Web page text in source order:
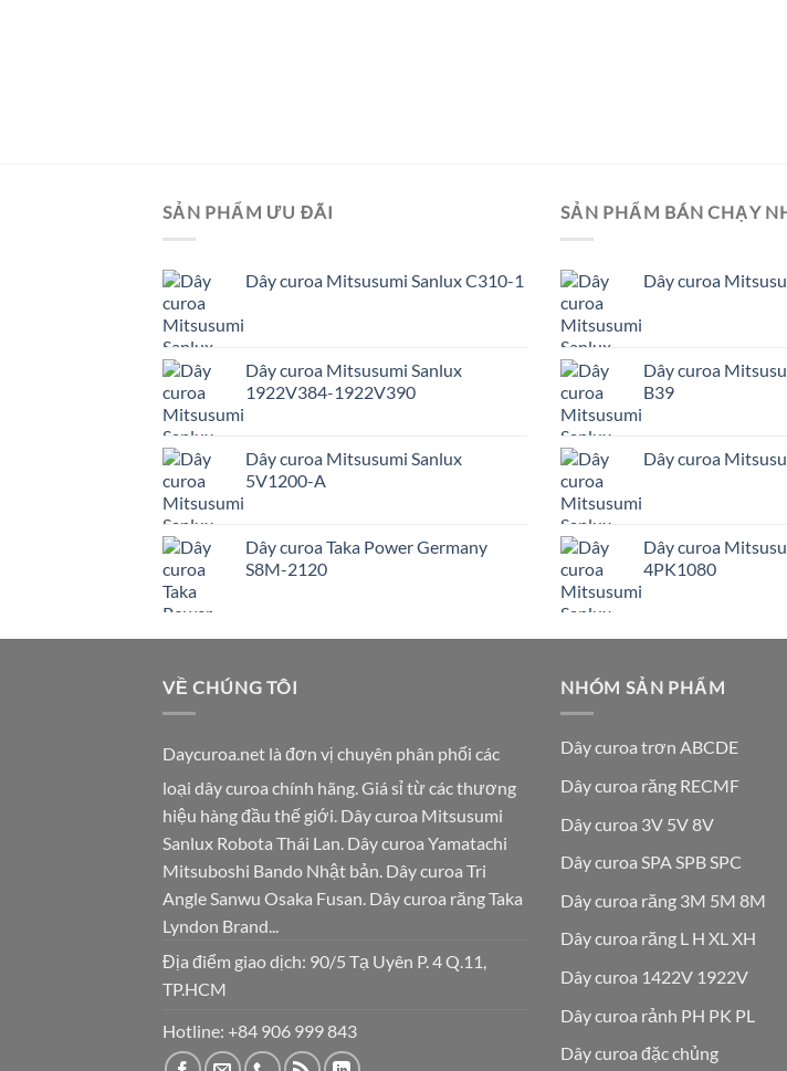
SẢN PHẨM ƯU ĐÃI
Dây curoa Mitsusumi Sanlux C310-1
Dây curoa Mitsusumi Sanlux
1922V384-1922V390
Dây curoa Mitsusumi Sanlux
5V1200-A
Dây curoa Taka Power Germany
S8M-2120
SẢN PHẨM BÁN CHẠY
Dây curoa
Dây curoa
B39
Dây curoa
Dây curoa
4PK1080
VỀ CHÚNG TÔI
Daycuroa.net là đơn vị chuyên phân phối các
loại dây curoa chính hãng. Giá sỉ từ các thương
hiệu hàng đầu thế giới. Dây curoa Mitsusumi
Sanlux Robota Thái Lan. Dây curoa Yamatachi
Mitsuboshi Bando Nhật bản. Dây curoa Tri
Angle Sanwu Osaka Fusan. Dây curoa răng Taka
Lyndon Brand...
Địa điểm giao dịch: 90/5 Tạ Uyên P. 4 Q.11,
TP.HCM
Hotline: +84 906 999 843
NHÓM SẢN PHẨM
Dây curoa trơn ABCDE
Dây curoa răng RECMF
Dây curoa 3V 5V 8V
Dây curoa SPA SPB SPC
Dây curoa răng 3M 5M 8M
Dây curoa răng L H XL XH
Dây curoa 1422V 1922V
Dây curoa rảnh PH PK PL
Dây curoa đặc chủng